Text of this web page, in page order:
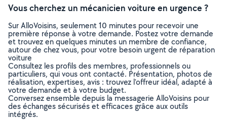
Vous cherchez un mécanicien voiture en urgence ?
Sur AlloVoisins, seulement 10 minutes pour recevoir une
première réponse à votre demande. Postez votre demande
et trouvez en quelques minutes un membre de confiance,
autour de chez vous, pour votre besoin urgent de réparation
voiture
Consultez les profils des membres, professionnels ou
particuliers, qui vous ont contacté. Présentation, photos de
réalisation, expertises, avis : trouvez l'offreur idéal, adapté à
votre demande et à votre budget.
Conversez ensemble depuis la messagerie AlloVoisins pour
des échanges sécurisés et efficaces grâce aux outils
intégrés.